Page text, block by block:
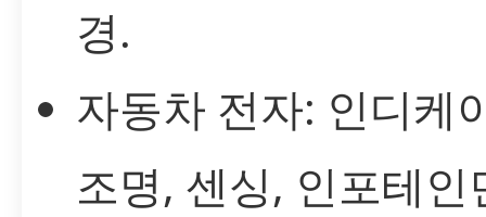
경.
자동차 전자: 인디케
조명, 센싱, 인포테인